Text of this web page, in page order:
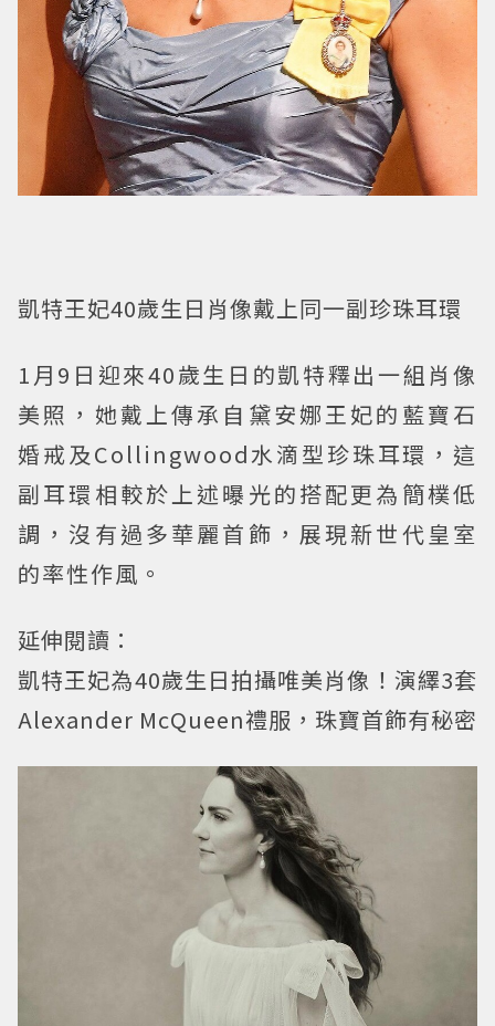
凱特王妃40歲生日肖像戴上同一副珍珠耳環
1月9日迎來40歲生日的凱特釋出一組肖像
美照，她戴上傳承自黛安娜王妃的藍寶石
婚戒及Collingwood水滴型珍珠耳環，這
副耳環相較於上述曝光的搭配更為簡樸低
調，沒有過多華麗首飾，展現新世代皇室
的率性作風。
延伸閱讀：
凱特王妃為40歲生日拍攝唯美肖像！演繹3套
Alexander McQueen禮服，珠寶首飾有秘密